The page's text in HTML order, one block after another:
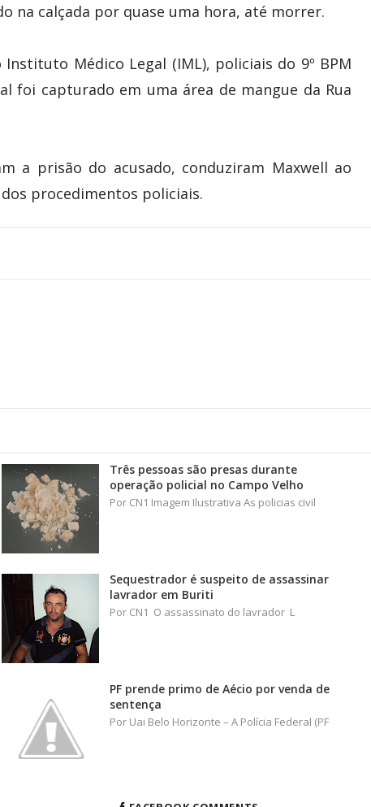
na calçada por quase uma hora, até morrer.
Médico Legal (IML), policiais do 9º BPM
foi capturado em uma área de mangue da Rua
a prisão do acusado, conduziram Maxwell ao
procedimentos policiais.
Três pessoas são presas durante
operação policial no Campo Velho
Por CN1 Imagem Ilustrativa As policias civil
Sequestrador é suspeito de assassinar
lavrador em Buriti
Por CN1 O assassinato do lavrador L
PF prende primo de Aécio por venda de
sentença
Por Uai Belo Horizonte – A Polícia Federal (PF